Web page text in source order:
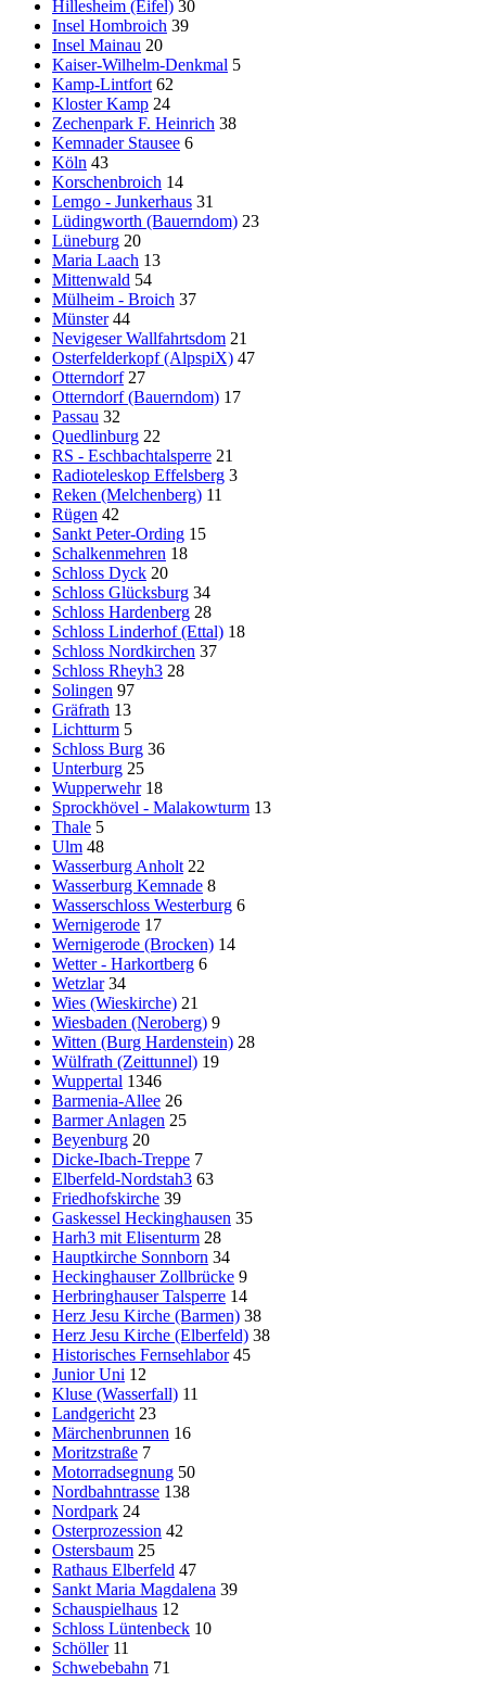
Hillesheim (Eifel) 30
Insel Hombroich 39
Insel Mainau 20
Kaiser-Wilhelm-Denkmal 5
Kamp-Lintfort 62
Kloster Kamp 24
Zechenpark F. Heinrich 38
Kemnader Stausee 6
Köln 43
Korschenbroich 14
Lemgo - Junkerhaus 31
Lüdingworth (Bauerndom) 23
Lüneburg 20
Maria Laach 13
Mittenwald 54
Mülheim - Broich 37
Münster 44
Nevigeser Wallfahrtsdom 21
Osterfelderkopf (AlpspiX) 47
Otterndorf 27
Otterndorf (Bauerndom) 17
Passau 32
Quedlinburg 22
RS - Eschbachtalsperre 21
Radioteleskop Effelsberg 3
Reken (Melchenberg) 11
Rügen 42
Sankt Peter-Ording 15
Schalkenmehren 18
Schloss Dyck 20
Schloss Glücksburg 34
Schloss Hardenberg 28
Schloss Linderhof (Ettal) 18
Schloss Nordkirchen 37
Schloss Rheyh3 28
Solingen 97
Gräfrath 13
Lichtturm 5
Schloss Burg 36
Unterburg 25
Wupperwehr 18
Sprockhövel - Malakowturm 13
Thale 5
Ulm 48
Wasserburg Anholt 22
Wasserburg Kemnade 8
Wasserschloss Westerburg 6
Wernigerode 17
Wernigerode (Brocken) 14
Wetter - Harkortberg 6
Wetzlar 34
Wies (Wieskirche) 21
Wiesbaden (Neroberg) 9
Witten (Burg Hardenstein) 28
Wülfrath (Zeittunnel) 19
Wuppertal 1346
Barmenia-Allee 26
Barmer Anlagen 25
Beyenburg 20
Dicke-Ibach-Treppe 7
Elberfeld-Nordstah3 63
Friedhofskirche 39
Gaskessel Heckinghausen 35
Harh3 mit Elisenturm 28
Hauptkirche Sonnborn 34
Heckinghauser Zollbrücke 9
Herbringhauser Talsperre 14
Herz Jesu Kirche (Barmen) 38
Herz Jesu Kirche (Elberfeld) 38
Historisches Fernsehlabor 45
Junior Uni 12
Kluse (Wasserfall) 11
Landgericht 23
Märchenbrunnen 16
Moritzstraße 7
Motorradsegnung 50
Nordbahntrasse 138
Nordpark 24
Osterprozession 42
Ostersbaum 25
Rathaus Elberfeld 47
Sankt Maria Magdalena 39
Schauspielhaus 12
Schloss Lüntenbeck 10
Schöller 11
Schwebebahn 71